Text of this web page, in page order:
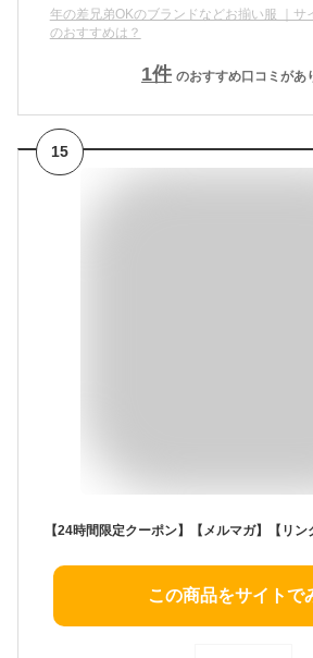
年の差兄弟OKのブランドなどお揃い服 ｜サ
のおすすめは？
1件 のおすすめ口コミがあ
15
この商品をサイトで